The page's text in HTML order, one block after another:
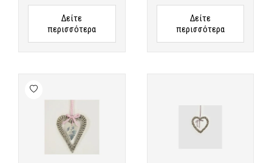
Δείτε
περισσότερα
Δείτε
περισσότερα